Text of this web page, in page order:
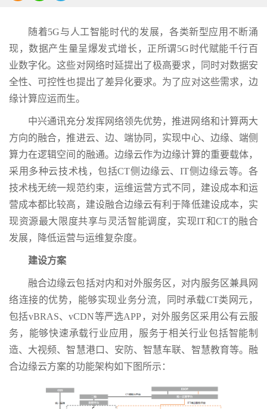
随着5G与人工智能时代的发展，各类新型应用不断涌
现，数据产生量呈爆发式增长，正所谓5G时代赋能千行百
业数字化。这些对网络时延提出了极高要求，同时对数据安
全性、可控性也提出了差异化要求。为了应对这些需求，边
缘计算应运而生。
中兴通讯充分发挥网络领先优势，推进网络和计算两大
方向的融合，推进云、边、端协同，实现中心、边缘、端侧
算力在逻辑空间的融通。边缘云作为边缘计算的重要载体，
采用多种云技术栈，包括CT侧边缘云、IT侧边缘云等。各
技术栈无统一规范约束，运维运营方式不同，建设成本和运
营成本都比较高，建设融合边缘云有利于降低建设成本，实
现资源最大限度共享与灵活智能调度，实现IT和CT的融合
发展，降低运营与运维复杂度。
建设方案
融合边缘云包括对内和对外服务区，对内服务区兼具网
络连接的优势，能够实现业务分流，同时承载CT类网元，
包括vBRAS、vCDN等严选APP，对外服务区采用公有云服
务，能够快速承载行业应用，服务于相关行业包括智能制
造、大视频、智慧港口、安防、智慧车联、智慧教育等。融
合边缘云方案的功能架构如下图所示：